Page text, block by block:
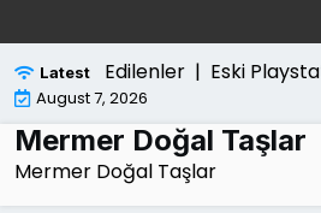
to
content
Latest
Merak Edilenler |Eski
August 7, 2026
Mermer Doğal Taşlar
Mermer Doğal Taşlar